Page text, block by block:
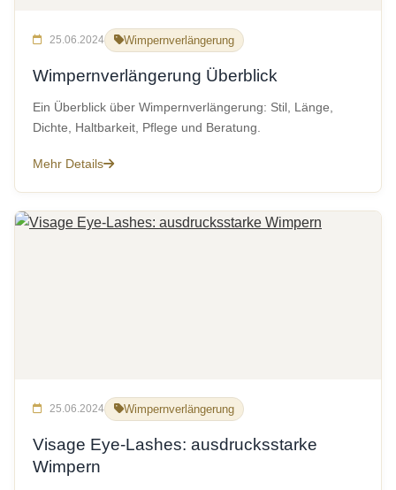
25.06.2024 Wimpernverlängerung
Wimpernverlängerung Überblick
Ein Überblick über Wimpernverlängerung: Stil, Länge,
Dichte, Haltbarkeit, Pflege und Beratung.
Mehr Details
25.06.2024 Wimpernverlängerung
Visage Eye-Lashes: ausdrucksstarke
Wimpern